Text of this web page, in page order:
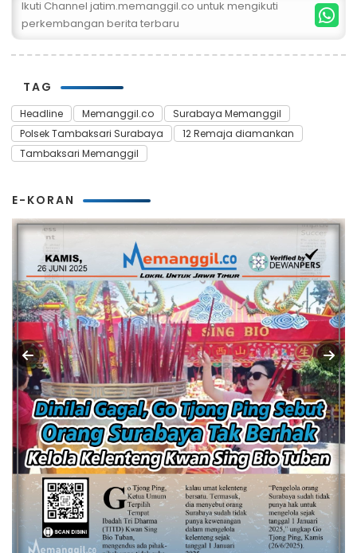
Ikuti Channel jatim.memanggil.co untuk mengikuti
perkembangan berita terbaru
TAG
Headline Memanggil.co
Surabaya Memanggil
Polsek Tambaksari Surabaya
12 Remaja diamankan
Tambaksari Memanggil
E-KORAN